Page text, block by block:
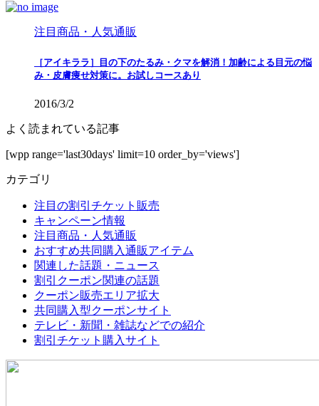
注目商品・人気通販
［アイキララ］目の下のたるみ・クマを解消！加齢による目元の悩
み・皮膚痩せ対策に。お試しコースあり
2016/3/2
よく読まれている記事
[wpp range='last30days' limit=10 order_by='views']
カテゴリ
注目の割引チケット販売
キャンペーン情報
注目商品・人気通販
おすすめ共同購入通販アイテム
関連した話題・ニュース
割引クーポン関連の話題
クーポン販売エリア拡大
共同購入型クーポンサイト
テレビ・新聞・雑誌などでの紹介
割引チケット購入サイト